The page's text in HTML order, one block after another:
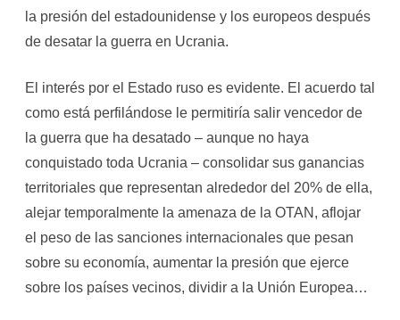
la presión del estadounidense y los europeos después
de desatar la guerra en Ucrania.
El interés por el Estado ruso es evidente. El acuerdo tal
como está perfilándose le permitiría salir vencedor de
la guerra que ha desatado – aunque no haya
conquistado toda Ucrania – consolidar sus ganancias
territoriales que representan alrededor del 20% de ella,
alejar temporalmente la amenaza de la OTAN, aflojar
el peso de las sanciones internacionales que pesan
sobre su economía, aumentar la presión que ejerce
sobre los países vecinos, dividir a la Unión Europea…